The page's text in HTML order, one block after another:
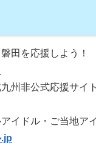
田を応援しよう！
州非公式応援サイト
アイドル・ご当地ア